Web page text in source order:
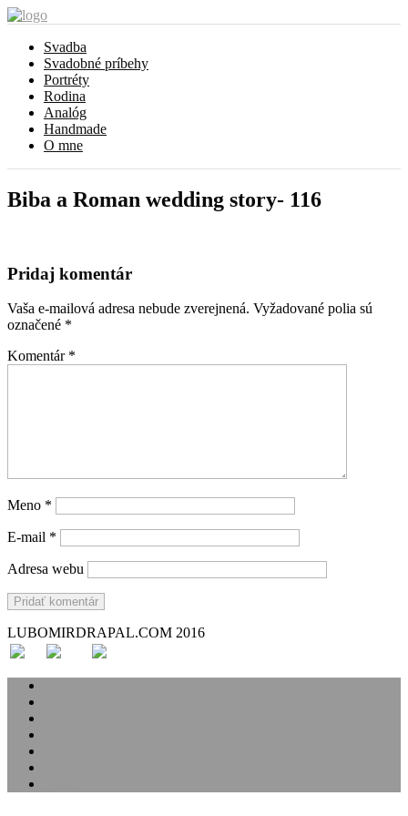
Svadba
Svadobné príbehy
Portréty
Rodina
Analóg
Handmade
O mne
Biba a Roman wedding story- 116
Pridaj komentár
Vaša e-mailová adresa nebude zverejnená. Vyžadované polia sú
označené *
Komentár *
Meno *
E-mail *
Adresa webu
LUBOMIRDRAPAL.COM 2016